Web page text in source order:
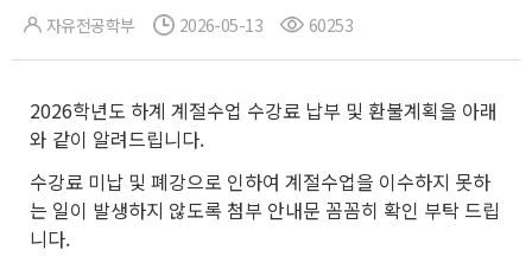
자유전공학부 2026-05-13 60253
2026학년도 하계 계절수업 수강료 납부 및 환불계획을 아래
와 같이 알려드립니다.
수강료 미납 및 폐강으로 인하여 계절수업을 이수하지 못하
는 일이 발생하지 않도록 첨부 안내문 꼼꼼히 확인 부탁 드립
니다.